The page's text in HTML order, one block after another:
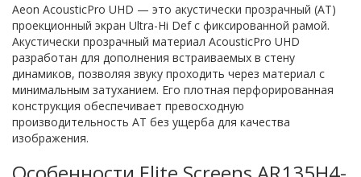
Aeon AcousticPro UHD — это акустически прозрачный (AT)
проекционный экран Ultra-Hi Def с фиксированной рамой.
Акустически прозрачный материал AcousticPro UHD
разработан для дополнения встраиваемых в стену
динамиков, позволяя звуку проходить через материал с
минимальным затуханием. Его плотная перфорированная
конструкция обеспечивает превосходную
производительность AT без ущерба для качества
изображения.